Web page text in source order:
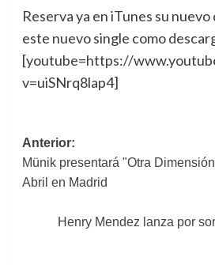
Reserva ya en iTunes su
este nuevo single como
[youtube=https://
v=uiSNrq8lap4]
Navegación
de
Anterior:
Münik presentará "Otra
Abril en Madrid
Henry Mendez lanza por